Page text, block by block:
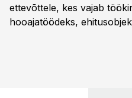
ettevõttele, kes vajab
hooajatöödeks,